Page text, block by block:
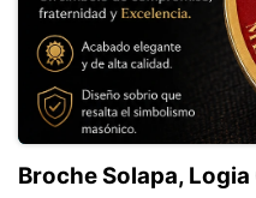
Broche Solapa,